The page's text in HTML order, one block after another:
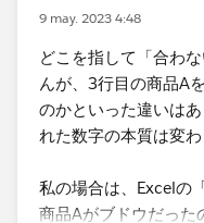
その中に商品Bが含ま
せを排除できます。
示します。
9 may. 2023 4:48
どこを指して「合わ
んが、3行目の商品A
のかといった違いは
れた数字の本質は変わ
私の場合は、Excelの
商品Aがブドウだった